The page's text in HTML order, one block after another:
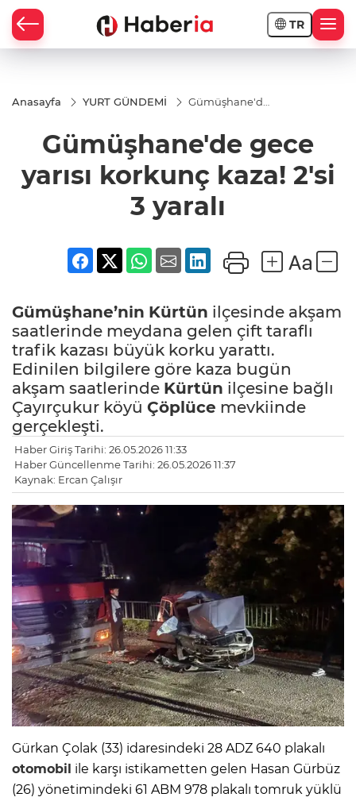
TR
Anasayfa YURT GÜNDEMİ
Gümüşhane'de
2'si 3 yaralı
Gümüşhane'de gece
yarısı korkunç kaza! 2'si
3 yaralı
Gümüşhane’nin Kürtün ilçesinde akşam
saatlerinde meydana gelen çift taraflı
trafik kazası büyük korku yarattı.
Edinilen bilgilere göre kaza bugün
akşam saatlerinde Kürtün ilçesine bağlı
Çayırçukur köyü Çöplüce mevkiinde
gerçekleşti.
Haber Giriş Tarihi: 26.05.2026 11:33
Haber Güncellenme Tarihi: 26.05.2026 11:37
Kaynak: Ercan Çalışır
Gürkan Çolak (33) idaresindeki 28 ADZ 640 plakalı
otomobil ile karşı istikametten gelen Hasan Gürbüz
(26) yönetimindeki 61 ABM 978 plakalı tomruk yüklü